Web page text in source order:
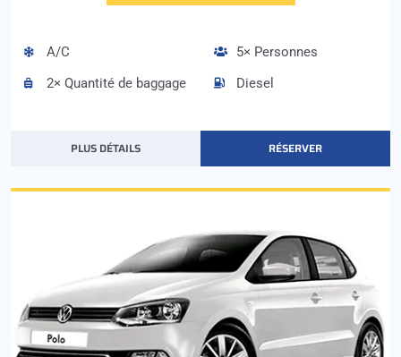
A/C
2× Quantité de baggage
5× Personnes
Diesel
PLUS DÉTAILS RÉSERVER